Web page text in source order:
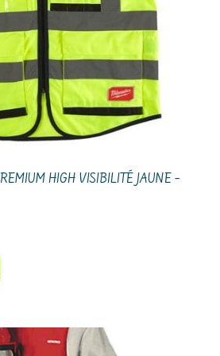
HIGH VISIBILITÉ JAUNE –
plusieurs
variations.